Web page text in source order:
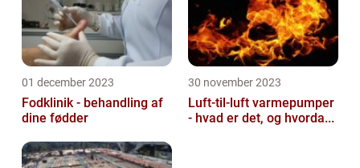
01 december 2023
Fodklinik - behandling af
dine fødder
30 november 2023
Luft-til-luft varmepumper
- hvad er det, og hvorda...